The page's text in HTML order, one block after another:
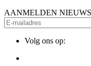
AANMELDEN
Volg ons op: